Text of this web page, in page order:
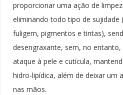
proporcionar uma ação de
eliminando todo tipo de sujidade
fuligem, pigmentos e tintas),
desengraxante, sem, no
ataque à pele e cutícula,
hidro-lipídica, além de deixar um
nas mãos.